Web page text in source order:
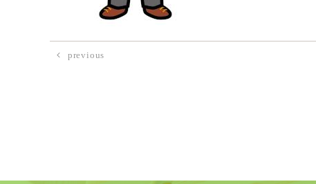
previous